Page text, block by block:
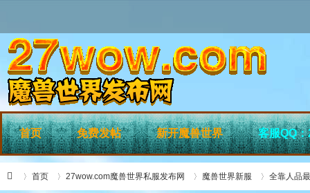
首页 免费发帖 新开魔兽世界 客服QQ
首页 27wow.com魔兽世界私服发布网 魔兽世界新服 全靠人品